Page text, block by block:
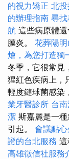
的視力矯正 北
的辦理指南 尋
航 這些病原體
膜炎。 花葬陽
燴，為您打造獨
冬季，它很常見
猩紅色疾病上，
輕度鏈球菌感染
業牙醫診所 台
潔 斯嘉麗是一
引起。 會議點
證的台北服務 這
高雄徵信社服務